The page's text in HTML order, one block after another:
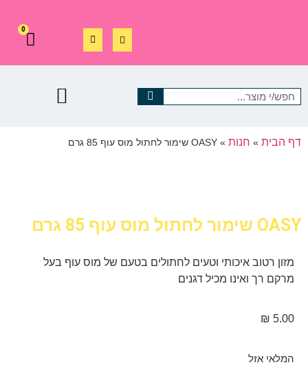
0
דף הבית » חנות » OASY שימור לחתול מוס עוף 85 גרם
OASY שימור לחתול מוס עוף 85 גרם
מזון רטוב איכותי וטעים לחתולים בטעם של מוס עוף בעל
מרקם רך ואינו מכיל דגנים
₪ 5.00
המלאי אזל